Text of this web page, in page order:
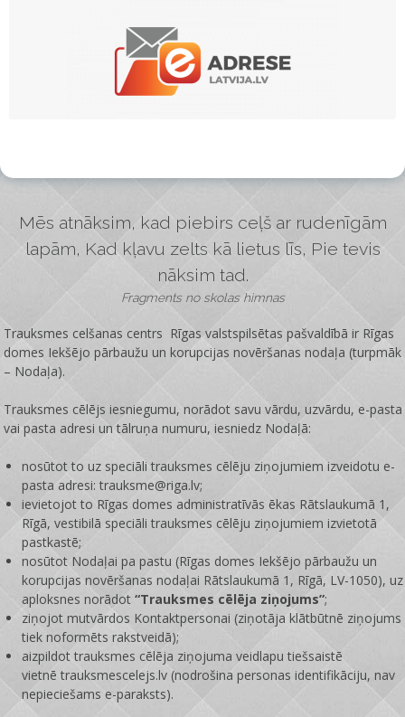
Mēs atnāksim, kad piebirs ceļš ar rudenīgām
lapām, Kad kļavu zelts kā lietus līs, Pie tevis
nāksim tad.
Fragments no skolas himnas
Trauksmes celšanas centrs Rīgas valstspilsētas pašvaldībā ir Rīgas
domes Iekšējo pārbaužu un korupcijas novēršanas nodaļa (turpmāk
– Nodaļa).
Trauksmes cēlējs iesniegumu, norādot savu vārdu, uzvārdu, e-pasta
vai pasta adresi un tālruņa numuru, iesniedz Nodaļā:
nosūtot to uz speciāli trauksmes cēlēju ziņojumiem izveidotu e-
pasta adresi: trauksme@riga.lv;
ievietojot to Rīgas domes administratīvās ēkas Rātslaukumā 1,
Rīgā, vestibilā speciāli trauksmes cēlēju ziņojumiem izvietotā
pastkastē;
nosūtot Nodaļai pa pastu (Rīgas domes Iekšējo pārbaužu un
korupcijas novēršanas nodaļai Rātslaukumā 1, Rīgā, LV-1050), uz
aploksnes norādot“Trauksmes cēlēja ziņojums”;
ziņojot mutvārdos Kontaktpersonai (ziņotāja klātbūtnē ziņojums
tiek noformēts rakstveidā);
aizpildot trauksmes cēlēja ziņojuma veidlapu tiešsaistē
vietnētrauksmescelejs.lv (nodrošina personas identifikāciju, nav
nepieciešams e-paraksts).